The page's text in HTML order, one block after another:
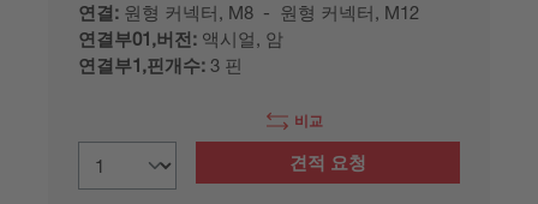
연결: 원형 커넥터, M8 - 원형 커넥터, M12
연결부01,버전: 액시얼, 암
연결부1,핀개수: 3 핀
비교
견적 요청